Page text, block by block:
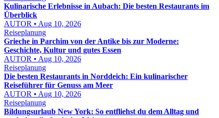
Kulinarische Erlebnisse in Aubach: Die besten Restaurants im
Überblick
AUTOR • Aug 10, 2026
Reiseplanung
Grieche in Parchim von der Antike bis zur Moderne:
Geschichte, Kultur und gutes Essen
AUTOR • Aug 10, 2026
Reiseplanung
Die besten Restaurants in Norddeich: Ein kulinarischer
Reiseführer für Genuss am Meer
AUTOR • Aug 10, 2026
Reiseplanung
Bildungsurlaub New York: So entfliehst du dem Alltag und